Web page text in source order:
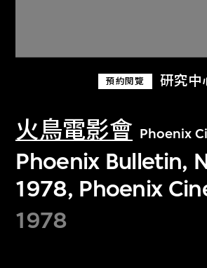
預約閱覽 研究中
火鳥電影會 Phoenix
Phoenix Bulletin,
1978, Phoenix
1978
關於M+藏品
探索世界頂級的二十及二十
文化藏品。